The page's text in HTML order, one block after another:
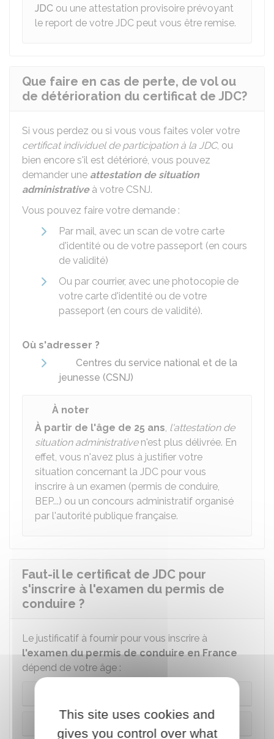
JDC ou une attestation provisoire prévoyant
le report de votre JDC peut vous être remise.
Que faire en cas de perte, de vol ou
de détérioration du certificat de JDC?
Si vous perdez ou si vous vous faites voler votre
certificat individuel de participation à la JDC, ou
bien encore s'il est détérioré, vous pouvez
demander une attestation de situation
administrative à votre CSNJ.
Vous pouvez faire votre demande :
Par mail, avec un scan de votre carte
d'identité ou de votre passeport (en cours
de validité)
Ou par courrier, avec une photocopie de
votre carte d'identité ou de votre
passeport (en cours de validité).
Où s'adresser ?
Centres du service national et de la
jeunesse (CSNJ)
À noter
À partir de l'âge de 25 ans, l'attestation de
situation administrativen'est plus délivrée. En
effet, vous n'avez plus à justifier votre
situation concernant la JDC pour vous
inscrire à un examen (permis de conduire,
BEP...) ou un concours administratif organisé
par l'autorité publique française.
Faut-il le certificat de JDC pour
s'inscrire à l'examen du permis de
conduire ?
Le justificatif à fournir pour vous inscrire à
l'examen du permis de conduire en France
dépend de votre âge :
This site uses cookies and
gives you control over what